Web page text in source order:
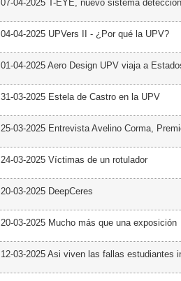
07-04-2025 T-EYE, nuevo sistema
04-04-2025 UPVers II - ¿Por qué la UPV?
01-04-2025 Aero Design UPV viaja a
31-03-2025 Estela de Castro en la UPV
25-03-2025 Entrevista Avelino Corma,
24-03-2025 Víctimas de un rotulador
20-03-2025 DeepCeres
20-03-2025 Mucho más que una exposición
12-03-2025 Asi viven las fallas estudiantes